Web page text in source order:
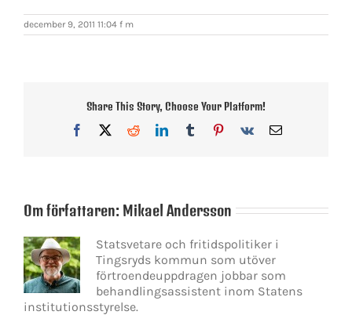
december 9, 2011 11:04 f m
Share This Story, Choose Your Platform!
Facebook
X RedditLinkedInTumblrPinterest
Vk
E-
Om författaren: Mikael Andersson
Statsvetare och fritidspolitiker i
Tingsryds kommun som utöver
förtroendeuppdragen jobbar som
behandlingsassistent inom Statens
institutionsstyrelse.